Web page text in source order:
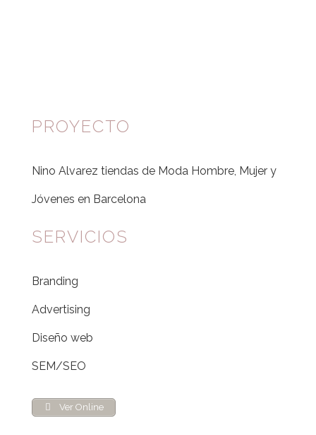
PROYECTO
Nino Alvarez tiendas de Moda Hombre, Mujer y
Jóvenes en Barcelona
SERVICIOS
Branding
Advertising
Diseño web
SEM/SEO
Ver Online